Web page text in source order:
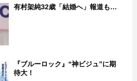
有村架純32歳「結婚へ」報道も…
『ブルーロック』“神ビジュ”に期
待大！